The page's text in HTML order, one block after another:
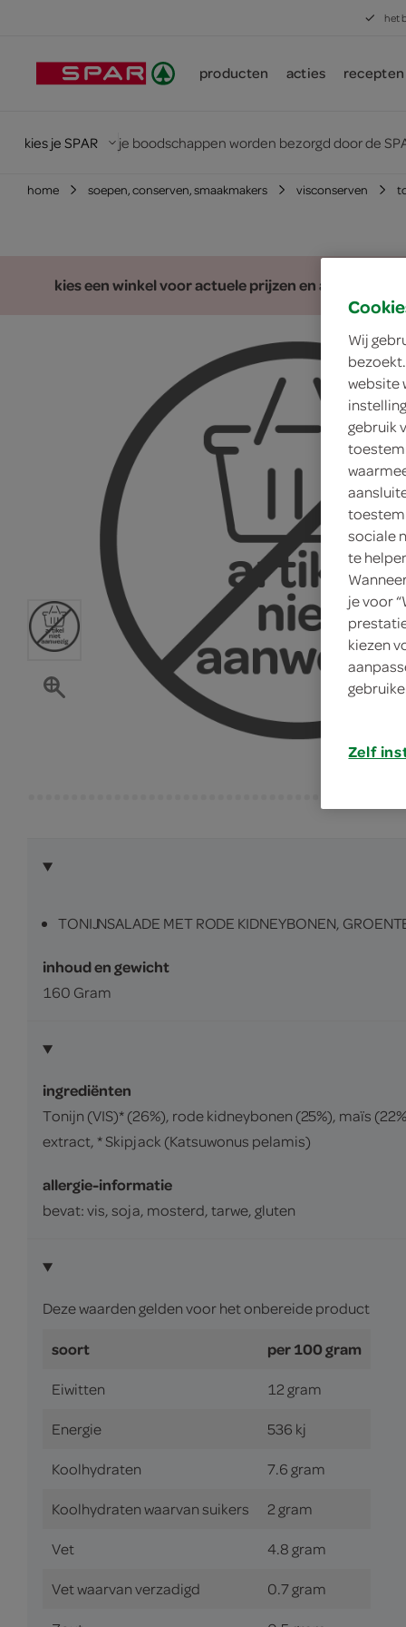
het
producten acties recepten
kies je SPAR je boodschappen worden bezorgd door de
home soepen, conserven, smaakmakers visconserven
kies een winkel voor actuele prijzen en assortiment
TONIJNSALADE MET RODE KIDNEYBONEN,
inhoud en gewicht
160 Gram
ingrediënten
Tonijn (VIS)* (26%), rode kidneybonen (25%), maïs
extract, * Skipjack (Katsuwonus pelamis)
allergie-informatie
bevat: vis, soja, mosterd, tarwe, gluten
Deze waarden gelden voor het onbereide product
soort per 100 gram
Eiwitten 12 gram
Energie 536 kj
Koolhydraten 7.6 gram
Koolhydraten waarvan suikers 2 gram
Vet 4.8 gram
Vet waarvan verzadigd 0.7 gram
Wij
website
gebruik
sociale
te
je voor
kiezen
Zelf